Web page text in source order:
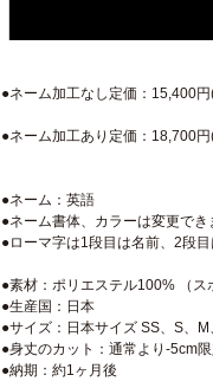
●ネーム加工なし定価：15,400
●ネーム加工あり定価：18,700
●ネーム：英語
●ネーム書体、カラーは変更でき
●ローマ字は1段目は名前、2段
●素材：ポリエステル100% （ス
●生産国：日本
●サイズ：日本サイズ SS、S、M
●身丈のカット：通常より-5cm
●納期：約1ヶ月後